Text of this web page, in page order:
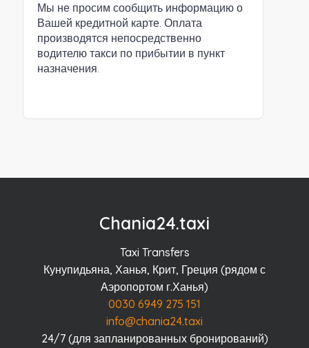
Мы не просим сообщить информацию о
Вашей кредитной карте. Оплата
производятся непосредственно
водителю такси по прибытии в пункт
назначения.
Chania24.taxi
Taxi Transfers
Кунупидьяна, Ханья, Крит, Греция (рядом с
Аэропортом г.Ханья)
0030 6949 275 151
info@chania24.taxi
24/7 (для запланированных бронирований)